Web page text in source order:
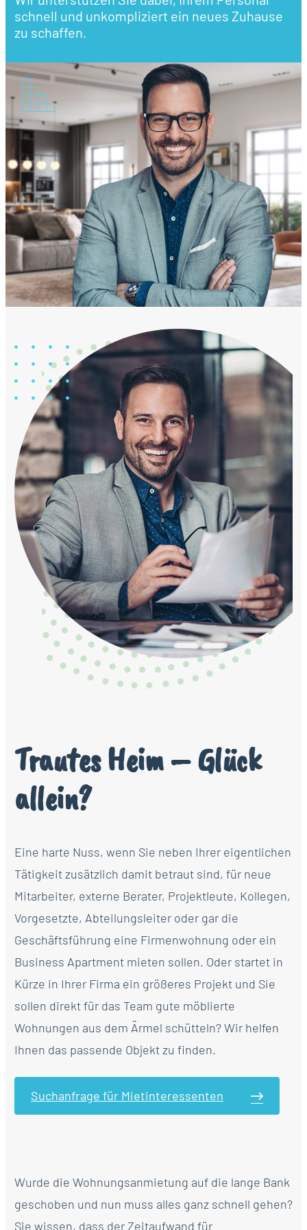
schnell und unkompliziert ein neues Zuhause
zu schaffen.
Trautes Heim – Glück
allein?
Eine harte Nuss, wenn Sie neben Ihrer eigentlichen
Tätigkeit zusätzlich damit betraut sind, für neue
Mitarbeiter, externe Berater, Projektleute, Kollegen,
Vorgesetzte, Abteilungsleiter oder gar die
Geschäftsführung eine Firmenwohnung oder ein
Business Apartment mieten sollen. Oder startet in
Kürze in Ihrer Firma ein größeres Projekt und Sie
sollen direkt für das Team gute möblierte
Wohnungen aus dem Ärmel schütteln? Wir helfen
Ihnen das passende Objekt zu finden.
Suchanfrage für Mietinteressenten
Wurde die Wohnungsanmietung auf die lange Bank
geschoben und nun muss alles ganz schnell gehen?
Sie wissen, dass der Zeitaufwand für